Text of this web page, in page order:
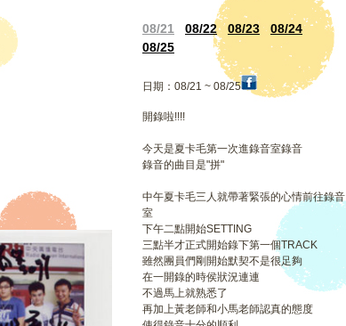
08/21 08/22 08/23
08/24
08/25
日期：08/21 ~ 08/25
開錄啦!!!!
今天是夏卡毛第一次進錄音室錄音
錄音的曲目是"拼"
中午夏卡毛三人就帶著緊張的心情前往錄音
室
下午二點開始SETTING
三點半才正式開始錄下第一個TRACK
雖然團員們剛開始默契不是很足夠
在一開錄的時侯狀況連連
不過馬上就熟悉了
再加上黃老師和小馬老師認真的態度